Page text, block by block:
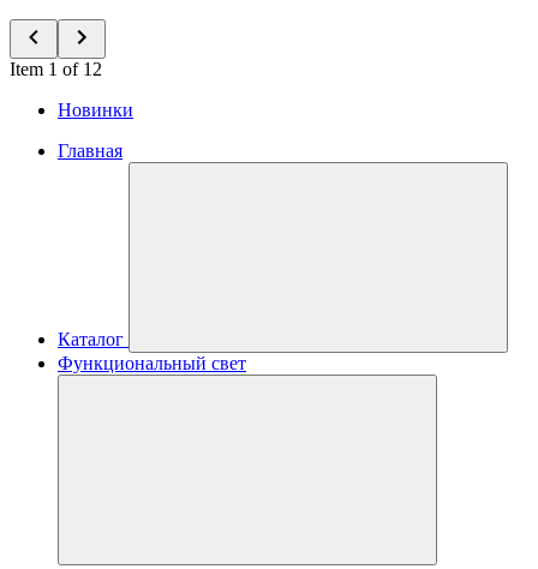
Item 1 of 12
Новинки
Главная
Каталог
Функциональный свет